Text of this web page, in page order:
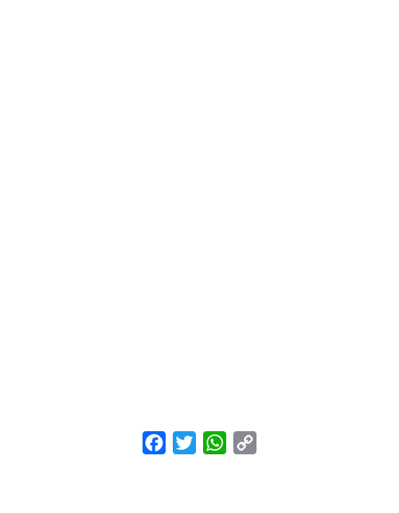
Facebook
Twitter WhatsApp